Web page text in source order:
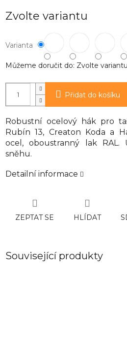
cena:
Zvolte variantu
Varianta
Můžeme doručit do: Zvolte variantu
Přidat do košíku
Robustní ocelový hák pro
Rubín 13, Creaton Koda a
ocel, oboustranný lak RAL.
sněhu.
Detailní informace
ZEPTAT SE HLÍDAT
Související produkty